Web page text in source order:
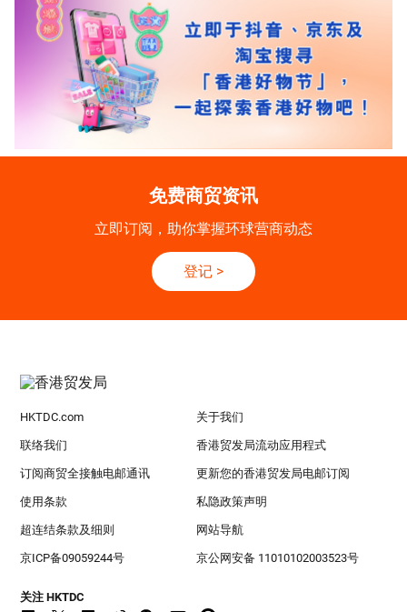
免费商贸资讯
立即订阅，助你掌握环球营商动态
登记 >
HKTDC.com 关于我们
联络我们 香港贸发局流动应用程式
订阅商贸全接触电邮通讯 更新您的香港贸发局电邮订阅
使用条款 私隐政策声明
超连结条款及细则 网站导航
京ICP备09059244号 京公网安备 11010102003523号
关注 HKTDC